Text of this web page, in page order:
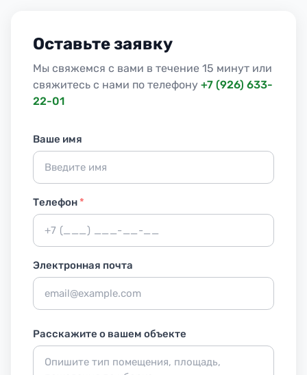
Оставьте заявку
Мы свяжемся с вами в течение 15 минут или
свяжитесь с нами по телефону +7 (926) 633-
22-01
Ваше имя
Телефон*
Электронная почта
Расскажите о вашем объекте